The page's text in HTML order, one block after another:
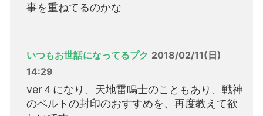
事を重ねてるのかな
いつもお世話になってるプク 2018/02/11(日)
14:29
ver４になり、天地雷鳴士のこともあり、戦神
のベルトの封印のおすすめを、再度教えて欲